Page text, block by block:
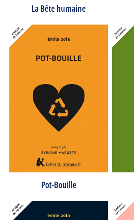
La Bête humaine
Pot-Bouille